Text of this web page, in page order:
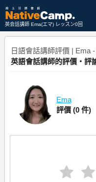
英会話講師 Ema(エマ) レッスン0回
日語會話講師評價 | Ema
英語會話講師的評價・評
Ema
評價 (0 件)